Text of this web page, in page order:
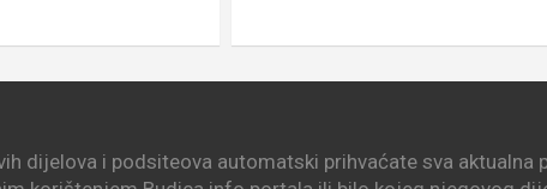
dijelova i podsiteova automatski prihvaćate sva aktualna